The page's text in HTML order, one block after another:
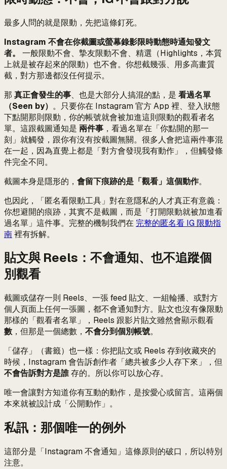
最多人問的就是限動，先把這條釘死。
Instagram 不會在你截圖或螢幕錄影限時動態時通知發文
者。
一般限動不會、摯友限動不會、精選（Highlights，本質
上就是被存起來的限動）也不會。你想截幾張、用多高畫質
截，對方那邊都沒任何提示。
那 真正會發生的事、也是大部分人搞混的點，是 看過名單
（Seen by） 。只要你在 Instagram 官方 App 裡、登入狀態
下點開那則限動，你的帳號就會被加進這則限動的觀看者名
單。這跟截圖通知是 兩件事 ，看過名單在「你點開的那一
刻」就觸發，跟你有沒有按截圖無關。很多人會把這兩件事混
在一起，因為直覺上都是「對方會發現我有動作」，但觸發條
件完全不同。
截圖本身是隱形的， 會留下痕跡的是「觀看」這個動作。
也因此，「匿名看限動工具」對在意隱私的人才真正有意義：
你想避開的痕跡，其實不是截圖，而是「打開限動就被加進看
過名單」這件事。完整的機制我們在 完整的匿名看 IG 限動指
南裡有拆解。
貼文與 Reels：不會通知、也不追蹤個
別觀看
截圖或儲存一則 Reels、一張 feed 貼文、一組輪播、或對方
個人頁面上任何一張圖，都不會通知對方。貼文也沒有像限動
那樣的「觀看者名單」，Reels 跟影片貼文雖然會顯示觀看
數，但那是一個總數， 不會分到個別帳號。
「儲存」（書籤）也一樣：你把貼文或 Reels 存到收藏夾的
時候，Instagram 會告訴創作者「總共被多少人存下來」，但
不會告訴對方是誰存的。所以你可以放心存。
唯一會讓對方知道你有互動的動作，是按愛心或留言。這兩個
本來就被設計成「公開動作」。
私訊：那個唯一的例外
這部分是「Instagram 不會通知」這條原則的破口，所以特別
注意。